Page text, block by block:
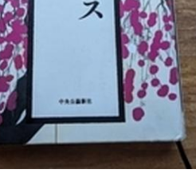
蒔岡家の四人姉妹、鶴子、幸子
昭和十年代の関西の上流社会の
たる小説絵巻。三女の雪子は、
とまらず、三十をすぎていまだ
が、無口な雪子はどの男にも賛